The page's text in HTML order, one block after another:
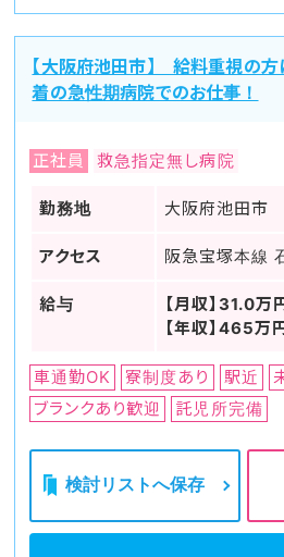
【大阪府池田市】 給料重視の方
着の急性期病院でのお仕事！
正社員 救急指定無し病院
勤務地 大阪府池田市
アクセス 阪急宝塚本線
給与
【月収】31.0万
【年収】465万
車通勤OK 寮制度あり 駅近
ブランクあり歓迎
託児所完備
検討リストへ保存